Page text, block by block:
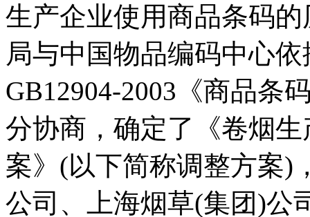
生产企业使用商品条码
局与中国物品编码中心
GB12904-2003《商品条
分协商，确定了《卷烟
案》(以下简称调整方案)
公司、上海烟草(集团)公